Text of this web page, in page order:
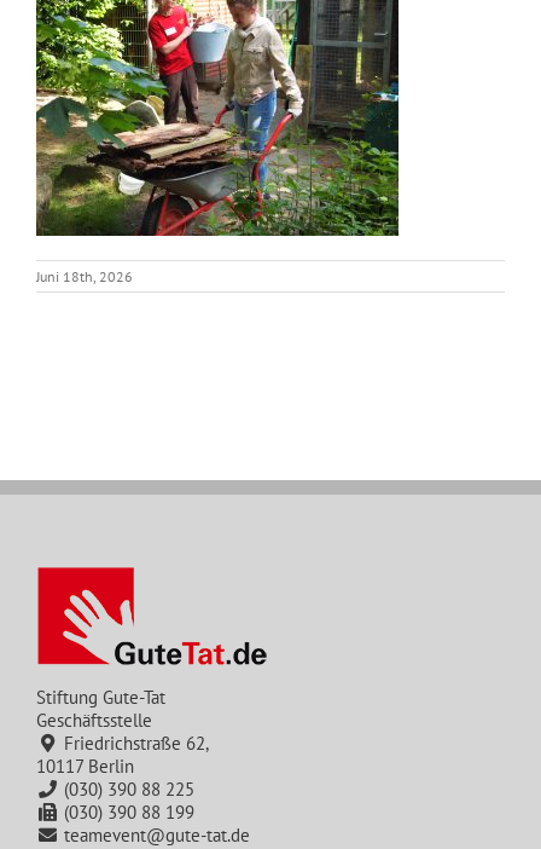
Juni 18th, 2026
Stiftung Gute-Tat
Geschäftsstelle
Friedrichstraße 62,
10117 Berlin
(030) 390 88 225
(030) 390 88 199
teamevent@gute-tat.de